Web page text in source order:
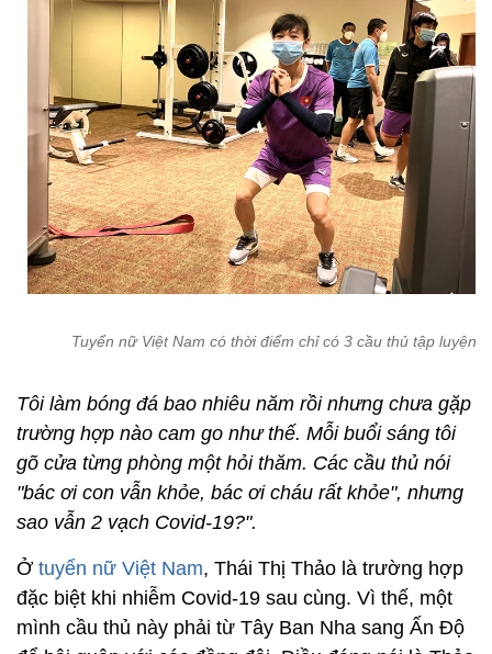
Tuyển nữ Việt Nam có thời điểm chỉ có 3 cầu thủ tập luyện
Tôi làm bóng đá bao nhiêu năm rồi nhưng chưa gặp
trường hợp nào cam go như thế. Mỗi buổi sáng tôi
gõ cửa từng phòng một hỏi thăm. Các cầu thủ nói
"bác ơi con vẫn khỏe, bác ơi cháu rất khỏe", nhưng
sao vẫn 2 vạch Covid-19?".
Ở tuyển nữ Việt Nam, Thái Thị Thảo là trường hợp
đặc biệt khi nhiễm Covid-19 sau cùng. Vì thế, một
mình cầu thủ này phải từ Tây Ban Nha sang Ấn Độ